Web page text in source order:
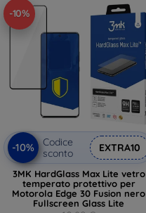
-10%
-10%
Codice
sconto
EXTRA10
3MK HardGlass Max Lite vetro
temperato protettivo per
Motorola Edge 30 Fusion nero
Fullscreen Glass Lite